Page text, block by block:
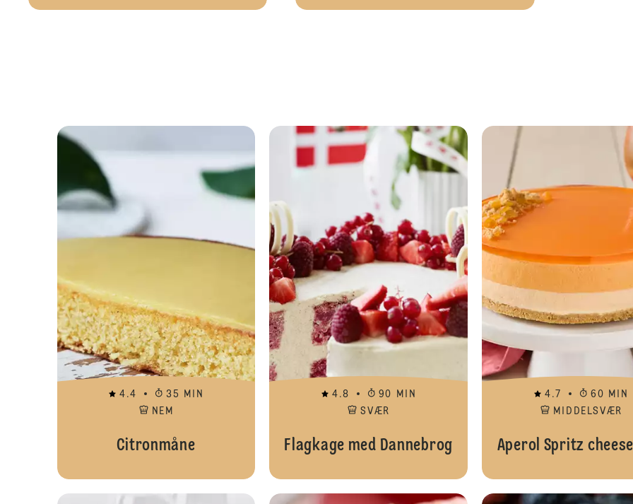
Citronmåne
4.4
35 MIN
NEM
Citronmåne
4.8
90 MIN
SVÆR
Flagkage med Dannebrog
4.7
60 MIN
MIDDELSVÆR
Aperol Spritz